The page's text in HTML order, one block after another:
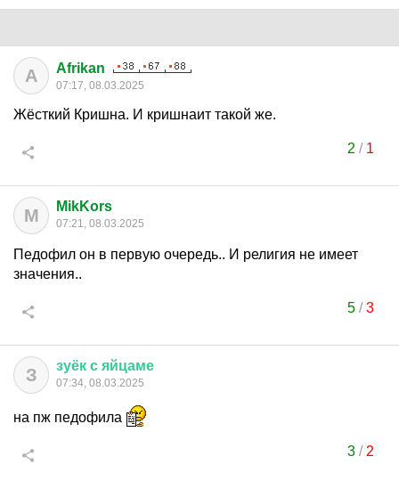
A Afrikan
07:17, 08.03.2025
Жёсткий Кришна. И кришнаит такой же.
2 / 1
M MikKors
07:21, 08.03.2025
Педофил он в первую очередь.. И религия не имеет
значения..
5/3
З зуёк с яйцаме
07:34, 08.03.2025
на пж педофила
3/ 2